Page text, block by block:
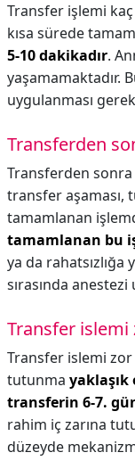
Transfer işlemi
kısa sürede
5-10 dakikadır.
yaşamamaktadır.
uygulanması
Transferden
Transferden
transfer aşaması,
tamamlanan
tamamlanan bu
ya da rahatsızlığa
sırasında
Transfer islemi
Transfer islemi zor
tutunma
transferin 6-7.
rahim iç zarına
düzeyde